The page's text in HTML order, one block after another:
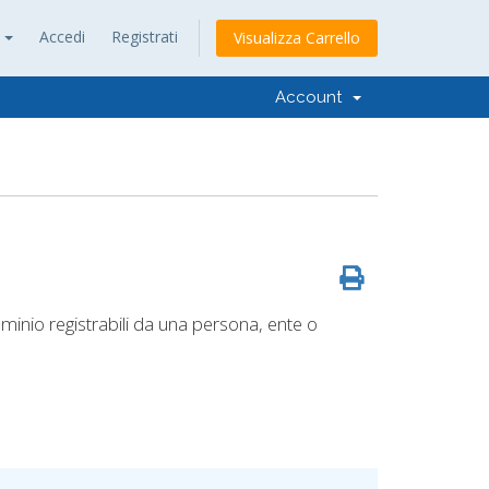
Accedi Registrati Visualizza Carrello
Account
registrabili da una persona, ente o